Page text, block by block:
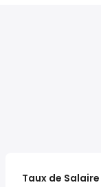
Taux de Salaire